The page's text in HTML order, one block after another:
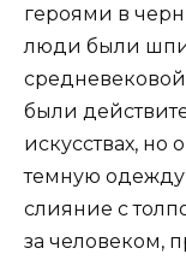
героями в
люди были
были
искусствах,
темную
слияние с
за человеком,